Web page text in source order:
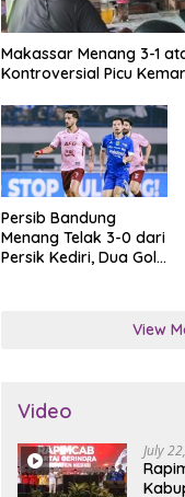
Makassar Menang 3-1
Kontroversial Picu
Persib Bandung
Menang Telak 3-0 dari
Persik Kediri, Dua Gol
View
Video
July